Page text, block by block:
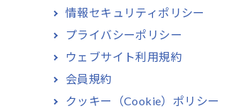
情報セキュリティポリシー
プライバシーポリシー
ウェブサイト利用規約
会員規約
クッキー（Cookie）ポリシー